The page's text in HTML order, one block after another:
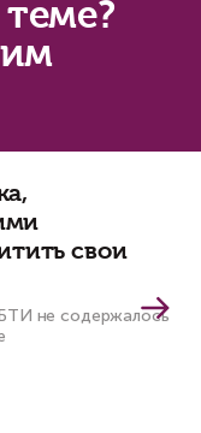
свои
не содержалось